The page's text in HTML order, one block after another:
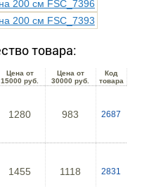
товара:
Цена от
15000 руб.
Цена от
30000 руб.
Код
товара
1280 983 2687
1455 1118 2831